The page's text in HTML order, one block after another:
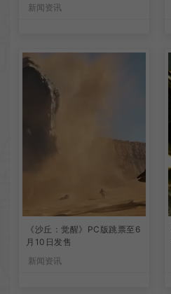
新闻资讯
《沙丘：觉醒》PC版跳票至6
月10日发售
新闻资讯